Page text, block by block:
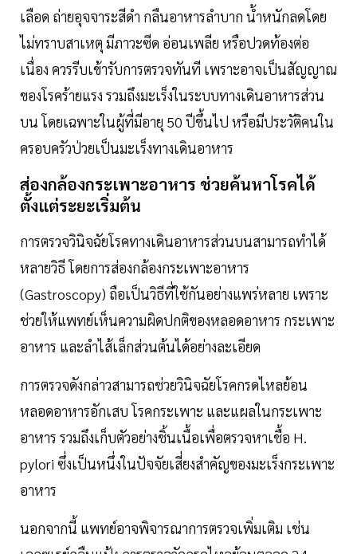
เลือด ถ่ายอุจจาระสีดำ กลืนอาหารลำบาก น้ำหนักลดโดย
ไม่ทราบสาเหตุ มีภาวะซีด อ่อนเพลีย หรือปวดท้องต่อ
เนื่อง ควรรีบเข้ารับการตรวจทันที เพราะอาจเป็นสัญญาณ
ของโรคร้ายแรง รวมถึงมะเร็งในระบบทางเดินอาหารส่วน
บน โดยเฉพาะในผู้ที่มีอายุ 50 ปีขึ้นไป หรือมีประวัติคนใน
ครอบครัวป่วยเป็นมะเร็งทางเดินอาหาร
ส่องกล้องกระเพาะอาหาร ช่วยค้นหาโรคได้
ตั้งแต่ระยะเริ่มต้น
การตรวจวินิจฉัยโรคทางเดินอาหารส่วนบนสามารถทำได้
หลายวิธี โดยการส่องกล้องกระเพาะอาหาร
(Gastroscopy) ถือเป็นวิธีที่ใช้กันอย่างแพร่หลาย เพราะ
ช่วยให้แพทย์เห็นความผิดปกติของหลอดอาหาร กระเพาะ
อาหาร และลำไส้เล็กส่วนต้นได้อย่างละเอียด
การตรวจดังกล่าวสามารถช่วยวินิจฉัยโรคกรดไหลย้อน
หลอดอาหารอักเสบ โรคกระเพาะ และแผลในกระเพาะ
อาหาร รวมถึงเก็บตัวอย่างชิ้นเนื้อเพื่อตรวจหาเชื้อ H.
pylori ซึ่งเป็นหนึ่งในปัจจัยเสี่ยงสำคัญของมะเร็งกระเพาะ
อาหาร
นอกจากนี้ แพทย์อาจพิจารณาการตรวจเพิ่มเติม เช่น